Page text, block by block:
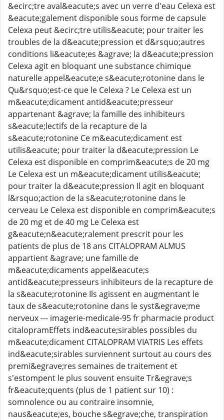
&ecirc;tre aval&eacute;s avec un verre d'eau Celexa est
&eacute;galement disponible sous forme de capsule
Celexa peut &ecirc;tre utilis&eacute; pour traiter les
troubles de la d&eacute;pression et d&rsquo;autres
conditions li&eacute;es &agrave; la d&eacute;pression
Celexa agit en bloquant une substance chimique
naturelle appel&eacute;e s&eacute;rotonine dans le
Qu&rsquo;est-ce que le Celexa ? Le Celexa est un
m&eacute;dicament antid&eacute;presseur
appartenant &agrave; la famille des inhibiteurs
s&eacute;lectifs de la recapture de la
s&eacute;rotonine Ce m&eacute;dicament est
utilis&eacute; pour traiter la d&eacute;pression Le
Celexa est disponible en comprim&eacute;s de 20 mg
Le Celexa est un m&eacute;dicament utilis&eacute;
pour traiter la d&eacute;pression Il agit en bloquant
l&rsquo;action de la s&eacute;rotonine dans le
cerveau Le Celexa est disponible en comprim&eacute;s
de 20 mg et de 40 mg Le Celexa est
g&eacute;n&eacute;ralement prescrit pour les
patients de plus de 18 ans CITALOPRAM ALMUS
appartient &agrave; une famille de
m&eacute;dicaments appel&eacute;s
antid&eacute;presseurs inhibiteurs de la recapture de
la s&eacute;rotonine Ils agissent en augmentant le
taux de s&eacute;rotonine dans le syst&egrave;me
nerveux --- imagerie-medicale-95 fr pharmacie product
citalopramEffets ind&eacute;sirables possibles du
m&eacute;dicament CITALOPRAM VIATRIS Les effets
ind&eacute;sirables surviennent surtout au cours des
premi&egrave;res semaines de traitement et
s'estompent le plus souvent ensuite Tr&egrave;s
fr&eacute;quents (plus de 1 patient sur 10) :
somnolence ou au contraire insomnie,
naus&eacute;es, bouche s&egrave;che, transpiration